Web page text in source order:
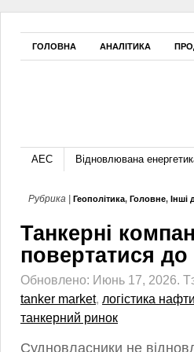
ГОЛОВНА АНАЛІТИКА
АЕС Відновлювана
Рубрика | Геополітика, Головне, Інші
Танкерні
повертатися
Обновлено: Июнь 17, 2026.
tanker market, логістика нафти
танкерний ринок
Судновласники не